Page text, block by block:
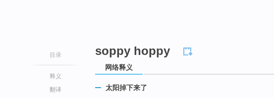
目录
释义
翻译
soppy hoppy
网络释义
太阳掉下来了